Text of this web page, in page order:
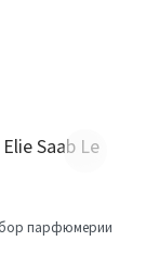
Saab Le
парфюмерии